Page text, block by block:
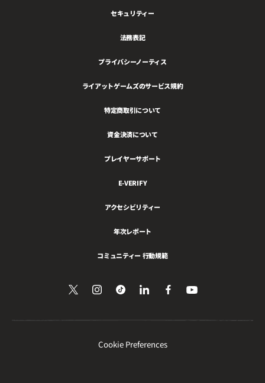
セキュリティー
法務表記
プライバシーノーティス
ライアットゲームズのサービス規約
特定商取引について
資金決済について
プレイヤーサポート
E-VERIFY
アクセシビリティー
年次レポート
コミュニティー 行動規範
Twitter
Follow
Follow
LinkedIn
FacebookYouTube
で
Cookie Preferences